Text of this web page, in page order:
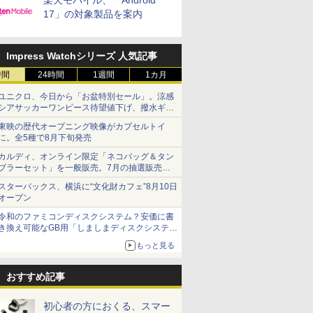
17」の対象製品を案内
Impress Watchシリーズ 人気記事
24時間 1週間 1カ月
ニクロ、今日から「お盆特別セール」。涼感
アサッカーワンピース待望値下げ、撥水ギア
ョーツは1990円に
映の歴代オープニング映像がカプセルトイ
。全5種で8月下旬発売
ルディ、オンライン限定「ネコバッグ＆タン
ラーセット」を一般販売。7月の抽選販売の
選無効分
ターバックス、横浜に“文化財カフェ”8月10日
ープン
和のファミコンディスクシステム？安価に書
換え可能なGB用「しましまディスクシステ
もっと見る
おすすめ記事
初心者の方におくる、スマー